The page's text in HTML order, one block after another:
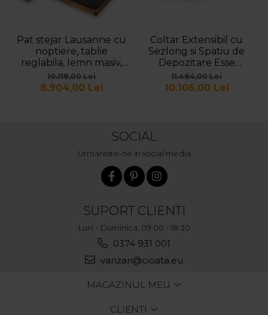
Pat stejar Lausanne cu
noptiere, tablie
reglabila, lemn masiv,
stil contemporan,
personalizabil
10.118,00 Lei
8.904,00 Lei
Coltar Extensibil cu
Sezlong si Spatiu de
Depozitare Esse
Personalizabil 309cm
Stil Contemporan
11.484,00 Lei
10.106,00 Lei
SOCIAL
Urmareste-ne in social media
SUPORT CLIENTI
Luni - Duminica, 09:00 - 18:30
0374 931 001
vanzari@cioata.eu
MAGAZINUL MEU
CLIENTI